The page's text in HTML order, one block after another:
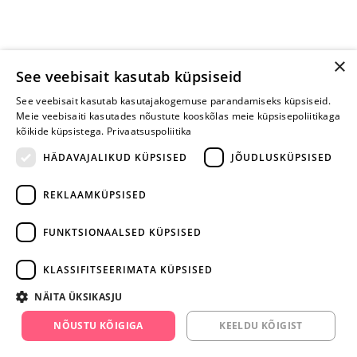
facebook.com/yesyes.ee
Instagram/yesyes.ee
×
See veebisait kasutab küpsiseid
See veebisait kasutab kasutajakogemuse parandamiseks küpsiseid.
Meie veebisaiti kasutades nõustute kooskõlas meie küpsisepoliitikaga
kõikide küpsistega. Privaatsuspoliitika
HÄDAVAJALIKUD KÜPSISED
JÕUDLUSKÜPSISED
REKLAAMKÜPSISED
FUNKTSIONAALSED KÜPSISED
KLASSIFITSEERIMATA KÜPSISED
NÄITA ÜKSIKASJU
NÕUSTU KÕIGIGA KEELDU KÕIGIST